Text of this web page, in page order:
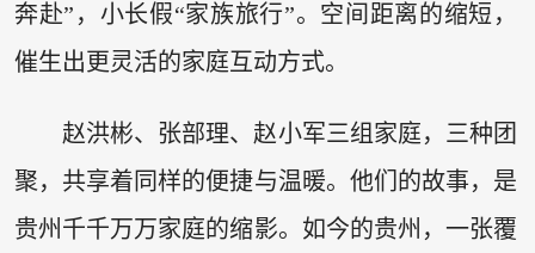
奔赴”，小长假“家族旅行”。空间距离的缩短，
催生出更灵活的家庭互动方式。
赵洪彬、张部理、赵小军三组家庭，三种团
聚，共享着同样的便捷与温暖。他们的故事，是
贵州千千万万家庭的缩影。如今的贵州，一张覆